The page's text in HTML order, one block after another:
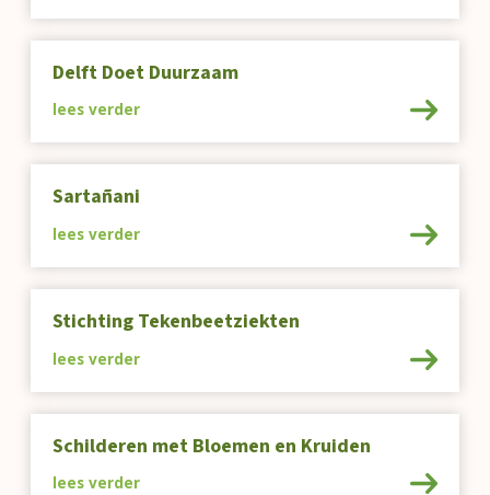
Delft Doet Duurzaam
lees verder
Sartañani
lees verder
Stichting Tekenbeetziekten
lees verder
Schilderen met Bloemen en Kruiden
lees verder